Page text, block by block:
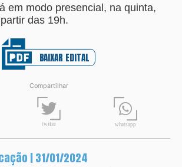
em modo presencial, na quinta,
das 19h.
BAIXAR EDITAL
Compartilhar
twitter whatsapp
| 31/01/2024